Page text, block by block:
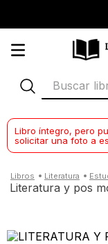
Buscar libros
Libro íntegro, pero
solicitar una foto a
literatura
literatura y pos